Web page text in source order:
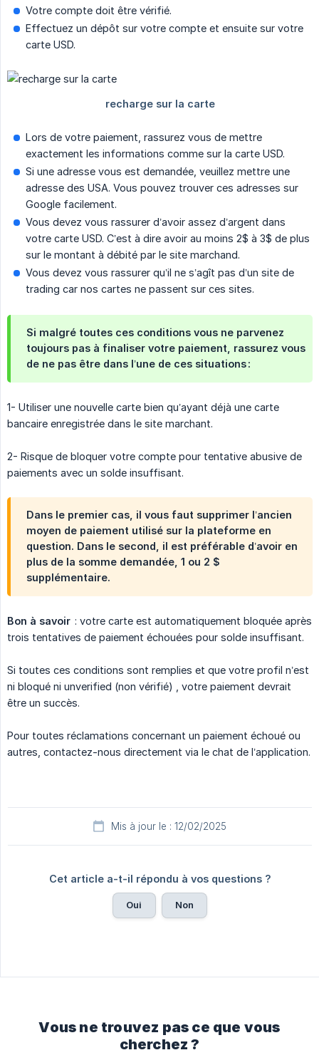
Votre compte doit être vérifié.
Effectuez un dépôt sur votre compte et ensuite sur votre
carte USD.
Lors de votre paiement, rassurez vous de mettre
exactement les informations comme sur la carte USD.
Si une adresse vous est demandée, veuillez mettre une
adresse des USA. Vous pouvez trouver ces adresses sur
Google facilement.
Vous devez vous rassurer d’avoir assez d’argent dans
votre carte USD. C’est à dire avoir au moins 2$ à 3$ de plus
sur le montant à débité par le site marchand.
Vous devez vous rassurer qu’il ne s’agît pas d’un site de
trading car nos cartes ne passent sur ces sites.
Si malgré toutes ces conditions vous ne parvenez
toujours pas à finaliser votre paiement, rassurez vous
de ne pas être dans l’une de ces situations :
1- Utiliser une nouvelle carte bien qu’ayant déjà une carte
bancaire enregistrée dans le site marchant.
2- Risque de bloquer votre compte pour tentative abusive de
paiements avec un solde insuffisant.
Dans le premier cas, il vous faut supprimer l’ancien
moyen de paiement utilisé sur la plateforme en
question. Dans le second, il est préférable d’avoir en
plus de la somme demandée, 1 ou 2 $
supplémentaire.
Bon à savoir : votre carte est automatiquement bloquée après
trois tentatives de paiement échouées pour solde insuffisant.
Si toutes ces conditions sont remplies et que votre profil n’est
ni bloqué ni unverified (non vérifié) , votre paiement devrait
être un succès.
Pour toutes réclamations concernant un paiement échoué ou
autres, contactez-nous directement via le chat de l’application.
Mis à jour le : 12/02/2025
Cet article a-t-il répondu à vos questions ?
Oui Non
Vous ne trouvez pas ce que vous
cherchez ?